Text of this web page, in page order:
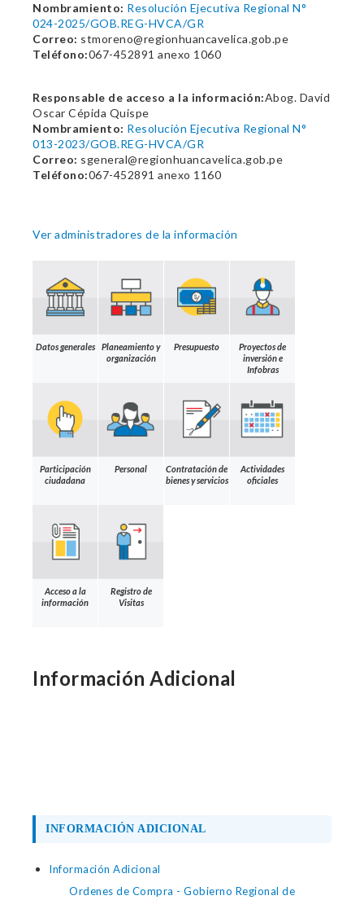
Nombramiento: Resolución Ejecutiva Regional N°
024-2025/GOB.REG-HVCA/GR
Correo: stmoreno@regionhuancavelica.gob.pe
Teléfono:067-452891 anexo 1060
Responsable de acceso a la información:Abog. David
Oscar Cépida Quispe
Nombramiento: Resolución Ejecutiva Regional N°
013-2023/GOB.REG-HVCA/GR
Correo: sgeneral@regionhuancavelica.gob.pe
Teléfono:067-452891 anexo 1160
Ver administradores de la información
Datos generales
Planeamiento y
organización
Presupuesto
Proyectos de
inversión e
Infobras
Participación
ciudadana
Personal
Contratación de
bienes y servicios
Actividades
oficiales
Acceso a la
información
Registro de
Visitas
Información Adicional
INFORMACIÓN ADICIONAL
Información Adicional
Ordenes de Compra - Gobierno Regional de